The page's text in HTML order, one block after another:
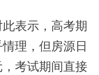
表示，高考期
理，但房源日
考试期间直接